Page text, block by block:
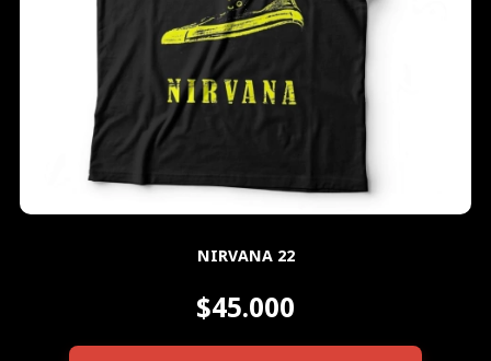
NIRVANA 22
$45.000